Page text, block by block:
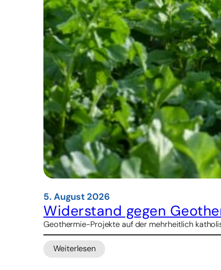
5. August 2026
Widerstand gegen
Geothermie-Projekte auf der mehrheitlich
Weiterlesen
: